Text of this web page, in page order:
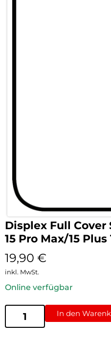
Displex Full
15 Pro Max/15
19,90 €
inkl. MwSt.
Online verfügbar
In den